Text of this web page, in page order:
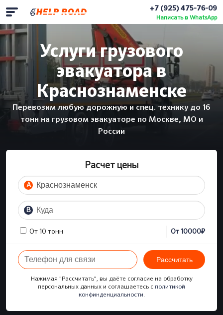
+7 (925) 475-76-09
Написать в WhatsApp
Услуги грузового
эвакуатора в
Краснознаменске
Перевозим любую дорожную и спец. технику до 16
тонн на грузовом эвакуаторе по Москве, МО и
России
Расчет цены
A
B
От 10 тонн От 10000₽
Рассчитать
Нажимая "Рассчитать", вы даёте согласие на обработку
персональных данных и соглашаетесь с политикой
конфинденциальности.